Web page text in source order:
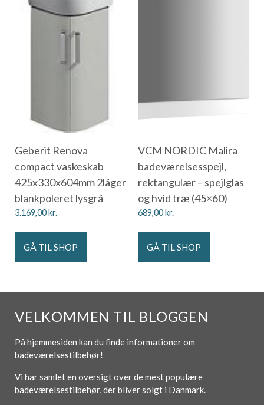
Geberit Renova
compact vaskeskab
425x330x604mm 2låger
blankpoleret lysgrå
3.169,00kr.
GÅ TIL SHOP
VCM NORDIC Malira
badeværelsesspejl,
rektangulær – spejlglas
og hvid træ (45×60)
689,00kr.
GÅ TIL SHOP
VELKOMMEN TIL BLOGGEN
På hjemmesiden kan du finde informationer om
badeværelsestilbehør!
Vi har samlet en oversigt over de mest populære
badeværelsestilbehør, der bliver solgt i Danmark.